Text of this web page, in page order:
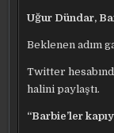
Uğur Dündar,
Beklenen adım
Twitter
halini paylaştı.
“Barbie’ler